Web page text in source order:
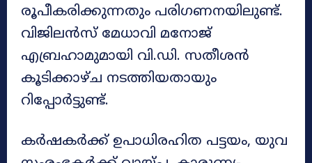
രൂപീകരിക്കുന്നതും പരിഗണനയിലുണ്ട്.
വിജിലൻസ് മേധാവി മനോജ്
എബ്രഹാമുമായി വി.ഡി. സതീശൻ
കൂടിക്കാഴ്ച നടത്തിയതായും
റിപ്പോർട്ടുണ്ട്.
കർഷകർക്ക് ഉപാധിരഹിത പട്ടയം, യുവ